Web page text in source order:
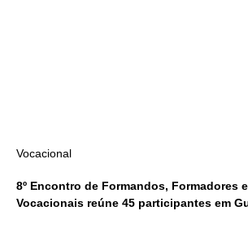
Vocacional
8º Encontro de Formandos, Formadores
Vocacionais reúne 45 participantes em